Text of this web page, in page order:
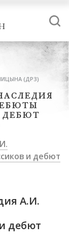
(ДРЗ)
ДЕБЮТ
и дебют
А.И.
дебют